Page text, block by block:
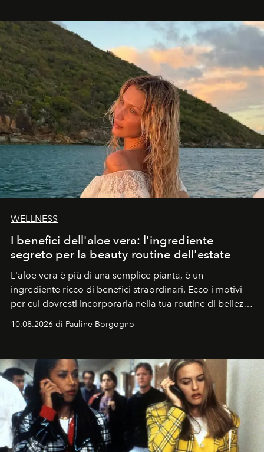
WELLNESS
I benefici dell'aloe vera: l'ingrediente
segreto per la beauty routine dell'estate
L'aloe vera è più di una semplice pianta, è un
ingrediente ricco di benefici straordinari. Ecco i motivi
per cui dovresti incorporarla nella tua routine di bellezza
e benessere.
10.08.2026 di Pauline Borgogno